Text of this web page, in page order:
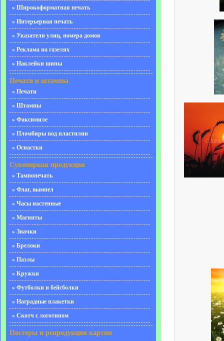
» Широкоформатная печать
» Интерьерная печать
» Указатели улиц, номера домов
» Реклама на газелях
» Наклейки шипы
Печати и штампы
» Печати
» Штампы
» Факсимиле
» Пломбиры под пластилин
» Оснастки
Сувенирная продукция
» Тампопечать
» Флаг, вымпел
» Часы настенные
» Магниты
» Значки
» Брелоки
» Пазлы
» Кружки
» Футболки и бейсболки
» Наградные плакетки
» Скотч с логотипом
Постеры и репродукции картин